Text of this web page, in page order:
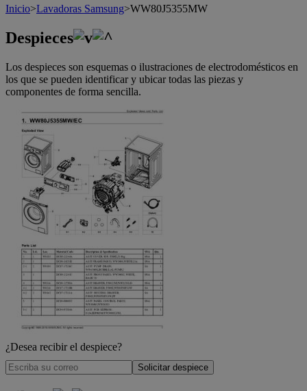
Inicio>Lavadoras Samsung>WW80J5355MW
Despieces
Los despieces son esquemas o ilustraciones de electrodomésticos en
los que se pueden identificar y ubicar todas las piezas y
componentes de forma sencilla.
¿Desea recibir el despiece?
Solicitar despiece